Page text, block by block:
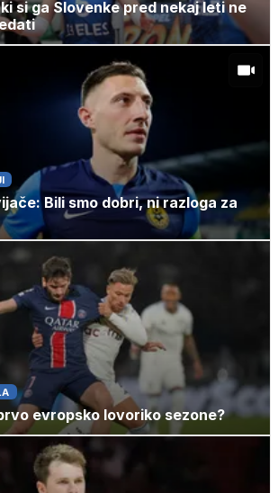
si ga Slovenke pred nekaj leti ne
Bili smo dobri, ni razloga za
evropsko lovoriko sezone?